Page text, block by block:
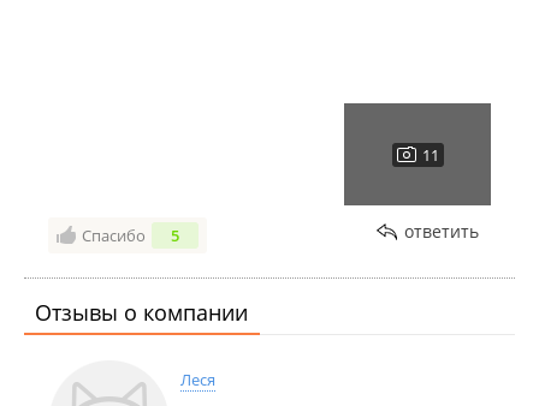
Спасибо 5 ответить
Отзывы о компании
Леся